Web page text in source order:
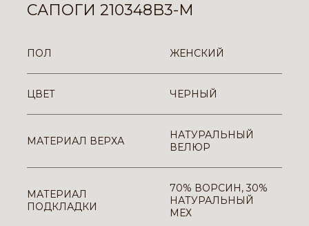
САПОГИ 210348B3-M
ПОЛ ЖЕНСКИЙ
ЦВЕТ ЧЕРНЫЙ
МАТЕРИАЛ ВЕРХА
НАТУРАЛЬНЫЙ
ВЕЛЮР
МАТЕРИАЛ
ПОДКЛАДКИ
70% ВОРСИН, 30%
НАТУРАЛЬНЫЙ
МЕХ